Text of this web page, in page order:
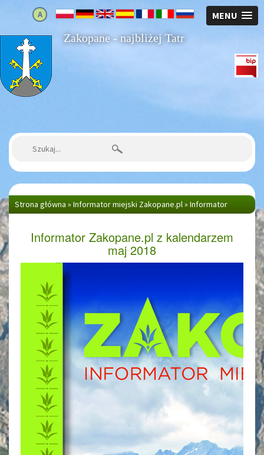
MENU
A
Strona główna Zakopane - najbliżej Tatr
Szukaj:
Strona główna » Informator miejski Zakopane.pl» Informator
Informator Zakopane.pl z kalendarzem
maj 2018